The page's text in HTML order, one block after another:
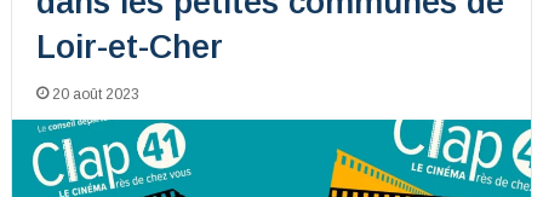
Loir-et-Cher
20 août 2023